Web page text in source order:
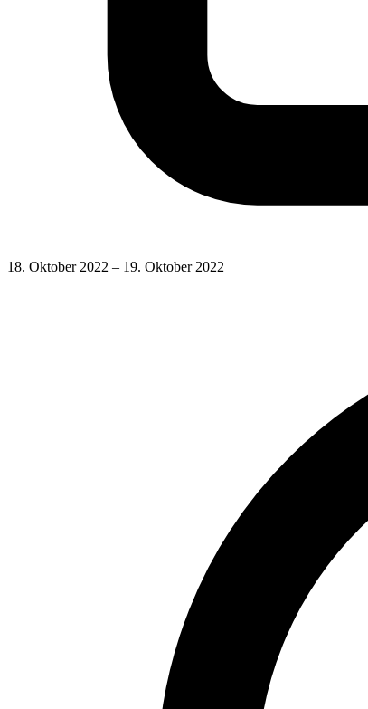
18. Oktober 2022 – 19. Oktober 2022